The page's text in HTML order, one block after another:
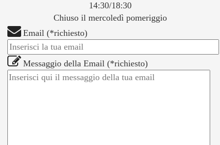
14:30/18:30
Chiuso il mercoledì pomeriggio
Email (*richiesto)
Messaggio della Email (*richiesto)